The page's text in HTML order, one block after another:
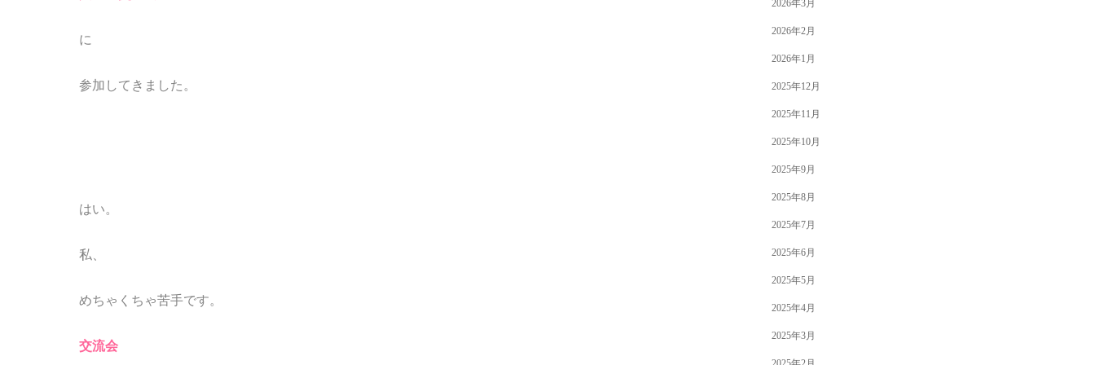
に
参加してきました。
はい。
私、
めちゃくちゃ苦手です。
交流会
2026年3月
2026年2月
2026年1月
2025年12月
2025年11月
2025年10月
2025年9月
2025年8月
2025年7月
2025年6月
2025年5月
2025年4月
2025年3月